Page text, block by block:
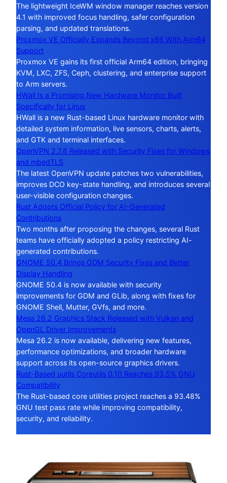
The lightweight IceWM window manager reaches version
4.1 with improved focus handling, safer configuration
parsing, and updated translations.
Proxmox VE Officially Expands Beyond x86 With Arm64
Support
Proxmox VE gains its first official Arm64 edition, bringing
KVM, LXC, ZFS, Ceph, clustering, and enterprise support
to Arm servers.
HWall Is a Promising New Hardware Monitor Built
Specifically for Linux
HWall is a new Rust-based Linux hardware monitor with
detailed system information, live sensors, charts, alerts,
and GTK and terminal interfaces.
OpenVPN 2.7.6 Released with Security Fixes for Windows
and mbedTLS
The latest OpenVPN update patches two vulnerabilities,
improves DCO key-state handling, and introduces several
user-visible configuration changes.
Rust Adopts Official Policy for AI-Generated
Contributions
Two months after proposing the changes, several Rust
teams have officially adopted a policy restricting AI-
generated contributions.
GNOME 50.4 Brings GDM Security Fixes and Better
Display Handling
GNOME 50.4 is now available with security
improvements for GDM and GLib, along with fixes for
GNOME Shell, Mutter, GVfs, and more.
Mesa 26.2 Graphics Stack Released with Vulkan and
OpenGL Driver Improvements
Mesa 26.2 is now available, delivering new features,
performance optimizations, and broader hardware
support across its open-source graphics drivers.
Rust-Based uutils Coreutils 0.10 Reaches 93.5% GNU
Compatibility
The Rust-based core utilities project reaches a 93.48%
GNU test pass rate while improving compatibility,
security, and reliability.